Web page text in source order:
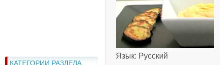
КАТЕГОРИИ РАЗДЕЛА
Язык: Русский